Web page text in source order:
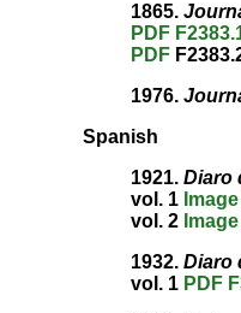
1865.
PDF
PDF
1976.
Spanish
1921.Diaro
vol. 1 Image
vol. 2 Image
1932.Diaro
vol. 1 PDF